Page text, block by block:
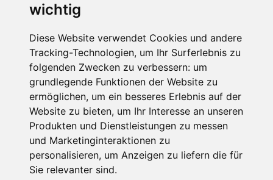
wichtig
Diese Website verwendet Cookies und andere
Tracking-Technologien, um Ihr Surferlebnis zu
folgenden Zwecken zu verbessern: um
grundlegende Funktionen der Website zu
ermöglichen, um ein besseres Erlebnis auf der
Website zu bieten, um Ihr Interesse an unseren
Produkten und Dienstleistungen zu messen
und Marketinginteraktionen zu
personalisieren, um Anzeigen zu liefern die für
Sie relevanter sind.
SCHNEEHÖHEN SKI APP
Die Schneehoehen Ski APP für iOS und Android - Ein
Muss für alle Wintersportler und Schneefreaks!